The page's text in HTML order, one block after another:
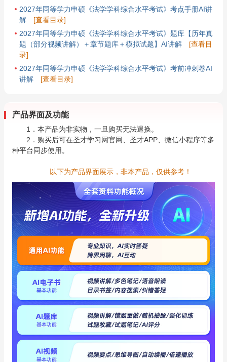
2027年同等学力申硕《法学学科综合水平考试》考点手册AI讲
解
[查看目录]
2027年同等学力申硕《法学学科综合水平考试》题库【历年真
题（部分视频讲解）＋章节题库＋模拟试题】AI讲解
[查看目
录]
2027年同等学力申硕《法学学科综合水平考试》考前冲刺卷AI
讲解
[查看目录]
产品界面及功能
1．本产品为非实物，一旦购买无法退换。
2．购买后可在圣才学习网官网、圣才APP、微信小程序等多
种平台同步使用。
以下为产品界面展示，非本产品，仅供参考！